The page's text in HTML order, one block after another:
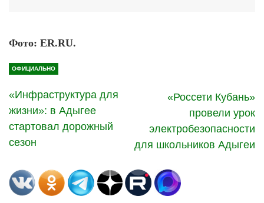
Фото: ER.RU.
ОФИЦИАЛЬНО
«Инфраструктура для
жизни»: в Адыгее
стартовал дорожный
сезон
«Россети Кубань»
провели урок
электробезопасности
для школьников Адыгеи